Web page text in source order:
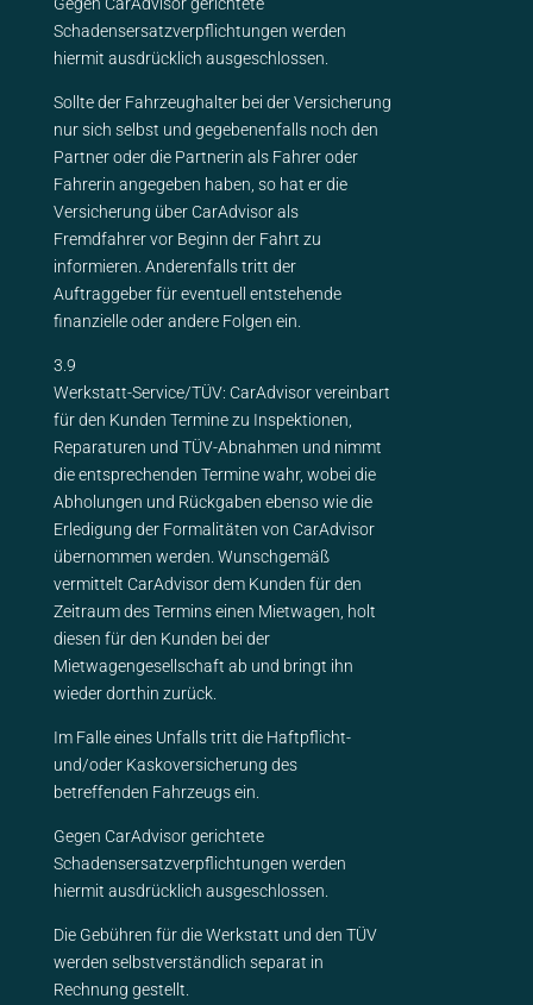
Schadensersatzverpflichtungen werden
hiermit ausdrücklich ausgeschlossen.
Sollte der Fahrzeughalter bei der Versicherung
nur sich selbst und gegebenenfalls noch den
Partner oder die Partnerin als Fahrer oder
Fahrerin angegeben haben, so hat er die
Versicherung über CarAdvisor als
Fremdfahrer vor Beginn der Fahrt zu
informieren. Anderenfalls tritt der
Auftraggeber für eventuell entstehende
finanzielle oder andere Folgen ein.
3.9
Werkstatt-Service/TÜV: CarAdvisor vereinbart
für den Kunden Termine zu Inspektionen,
Reparaturen und TÜV-Abnahmen und nimmt
die entsprechenden Termine wahr, wobei die
Abholungen und Rückgaben ebenso wie die
Erledigung der Formalitäten von CarAdvisor
übernommen werden. Wunschgemäß
vermittelt CarAdvisor dem Kunden für den
Zeitraum des Termins einen Mietwagen, holt
diesen für den Kunden bei der
Mietwagengesellschaft ab und bringt ihn
wieder dorthin zurück.
Im Falle eines Unfalls tritt die Haftpflicht-
und/oder Kaskoversicherung des
betreffenden Fahrzeugs ein.
Gegen CarAdvisor gerichtete
Schadensersatzverpflichtungen werden
hiermit ausdrücklich ausgeschlossen.
Die Gebühren für die Werkstatt und den TÜV
werden selbstverständlich separat in
Rechnung gestellt.